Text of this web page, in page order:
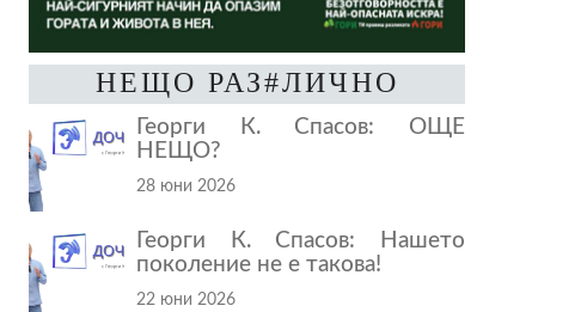
НЕЩО РАЗ#ЛИЧНО
Георги К. Спасов: ОЩЕ
НЕЩО?
28 юни 2026
Георги К. Спасов: Нашето
поколение не е такова!
22 юни 2026